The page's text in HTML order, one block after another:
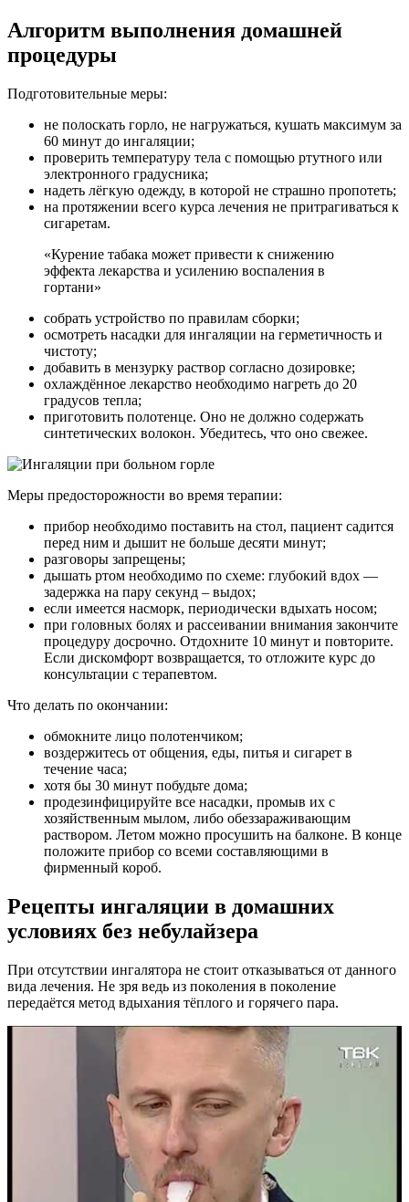
Алгоритм выполнения домашней
процедуры
Подготовительные меры:
не полоскать горло, не нагружаться, кушать максимум за
60 минут до ингаляции;
проверить температуру тела с помощью ртутного или
электронного градусника;
надеть лёгкую одежду, в которой не страшно пропотеть;
на протяжении всего курса лечения не притрагиваться к
сигаретам.
«Курение табака может привести к снижению
эффекта лекарства и усилению воспаления в
гортани»
собрать устройство по правилам сборки;
осмотреть насадки для ингаляции на герметичность и
чистоту;
добавить в мензурку раствор согласно дозировке;
охлаждённое лекарство необходимо нагреть до 20
градусов тепла;
приготовить полотенце. Оно не должно содержать
синтетических волокон. Убедитесь, что оно свежее.
Меры предосторожности во время терапии:
прибор необходимо поставить на стол, пациент садится
перед ним и дышит не больше десяти минут;
разговоры запрещены;
дышать ртом необходимо по схеме: глубокий вдох —
задержка на пару секунд – выдох;
если имеется насморк, периодически вдыхать носом;
при головных болях и рассеивании внимания закончите
процедуру досрочно. Отдохните 10 минут и повторите.
Если дискомфорт возвращается, то отложите курс до
консультации с терапевтом.
Что делать по окончании:
обмокните лицо полотенчиком;
воздержитесь от общения, еды, питья и сигарет в
течение часа;
хотя бы 30 минут побудьте дома;
продезинфицируйте все насадки, промыв их с
хозяйственным мылом, либо обеззараживающим
раствором. Летом можно просушить на балконе. В конце
положите прибор со всеми составляющими в
фирменный короб.
Рецепты ингаляции в домашних
условиях без небулайзера
При отсутствии ингалятора не стоит отказываться от данного
вида лечения. Не зря ведь из поколения в поколение
передаётся метод вдыхания тёплого и горячего пара.